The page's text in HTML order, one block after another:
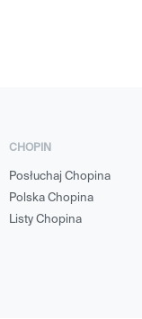
CHOPIN
Posłuchaj Chopina
Polska Chopina
Listy Chopina